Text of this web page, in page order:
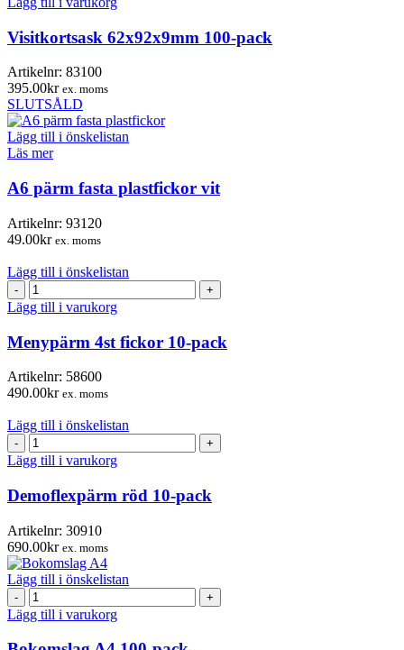
100-
pack
mängd
Visitkortsask 62x92x9mm 100-pack
Artikelnr: 83100
395.00kr ex. moms
SLUTSÅLD
Lägg till i önskelistan
Läs mer
A6 pärm fasta plastfickor vit
Artikelnr: 93120
49.00kr ex. moms
Lägg till i önskelistan
Menypärm
4st
fickor
pack
mängd
Lägg till i varukorg
Menypärm 4st fickor 10-pack
Artikelnr: 58600
490.00kr ex. moms
Lägg till i önskelistan
Demoflexpärm
röd
10-
pack
mängd
Lägg till i varukorg
Demoflexpärm röd 10-pack
Artikelnr: 30910
690.00kr ex. moms
Lägg till i önskelistan
Bokomslag
A4
100-
pack
Lägg till i varukorg